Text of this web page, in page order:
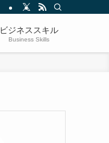
ビジネススキル
Business Skills